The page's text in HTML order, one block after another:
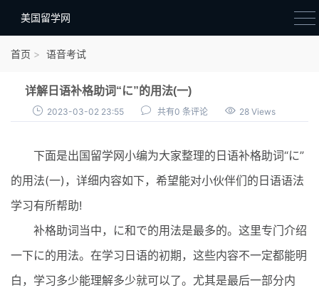
美国留学网
院校选择
材料准备
签证办理
留学生活
首页 语音考试
详解日语补格助词“に”的用法(一)
2023-03-02 23:55 共有0 条评论 28 Views
下面是出国留学网小编为大家整理的日语补格助词“に”
的用法(一)，详细内容如下，希望能对小伙伴们的日语语法
学习有所帮助!
补格助词当中，に和で的用法是最多的。这里专门介绍
一下に的用法。在学习日语的初期，这些内容不一定都能明
白，学习多少能理解多少就可以了。尤其是最后一部分内